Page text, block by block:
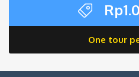
Rp
One tour